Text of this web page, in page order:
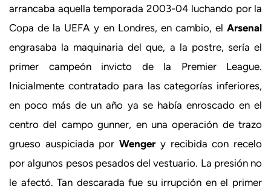
arrancaba aquella temporada 2003-04 luchando por la
Copa de la UEFA y en Londres, en cambio, el Arsenal
engrasaba la maquinaria del que, a la postre, sería el
primer campeón invicto de la Premier League.
Inicialmente contratado para las categorías inferiores,
en poco más de un año ya se había enroscado en el
centro del campo gunner, en una operación de trazo
grueso auspiciada porWengery recibida con recelo
por algunos pesos pesados del vestuario. La presión no
le afectó. Tan descarada fue su irrupción en el primer